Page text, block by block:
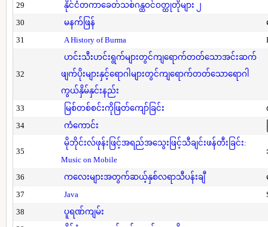
29
နိုင်ငံတကာခေတ်သစ်ဂန္ထဝင်ဝတ္ထုတိုများ ၂
30
မနက်ဖြန်
31
A History of Burma
32
ဟင်းသီးဟင်းရွက်များတွင်ကျရောက်တတ်သောအင်းဆက်
ဖျက်ပိုးများနှင့်ရောဂါများတွင်ကျရောက်တတ်သောရောဂါ
ကွယ်နှိမ်နှင်းနည်း
33
မြစ်တစ်စင်းကိုဖြတ်ကျော်ခြင်း
34
ကံကောင်း
35
မိုဘိုင်းလ်ဖုန်းဖြင့်အရည်အသွေးဖြင့်သီချင်းဖန်တီးခြင်း:
Music on Mobile
36 ကလေးများအတွက်ဆယ့်နှစ်လရာသီပန်းချီ
37
Java
38
ပူရဏ်ကျမ်း